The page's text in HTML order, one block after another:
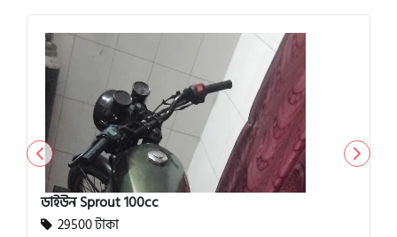
ডাইউন Sprout 100cc
29500 টাকা